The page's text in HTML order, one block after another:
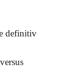
definitiv